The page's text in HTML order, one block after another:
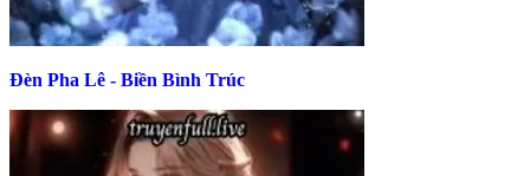
Đèn Pha Lê - Biền Bình Trúc